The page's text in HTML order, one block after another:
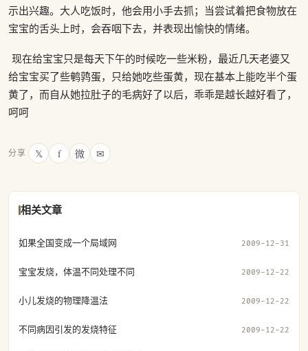
示出兴趣。大人吃饭时，他会用小手去抓；当尝试着把食物放在
宝宝的舌头上时，会吞咽下去，并表现出愉快的情绪。
现在给宝宝只是每天下午的时候吃一些米粉，最近几天老婆又
给宝宝买了些鹌鹑蛋，只给她吃些蛋黄，现在基本上能吃半个蛋
黄了，而自从她拉肚子的毛病好了以后，乖乖是越长越好看了，
呵呵
分享 𝕏 f 微 ✉
相关文章
如果全国变成一个局域网 2009-12-31
宝宝发烧，体温不同处理不同 2009-12-22
小儿发烧的物理降温法 2009-12-22
不同病因引发的发烧特征 2009-12-22